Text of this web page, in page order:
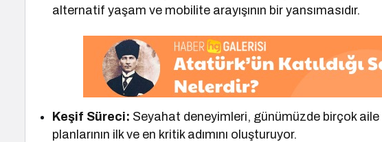
alternatif yaşam ve mobilite arayışının bir yansımasıdır.
Keşif Süreci: Seyahat deneyimleri, günümüzde birçok
planlarının ilk ve en kritik adımını oluşturuyor.